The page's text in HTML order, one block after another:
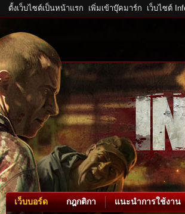
ตั้งเว็บไซต์เป็นหน้าแรก เพิ่มเข้าบุ๊คมาร์ก เว็บไซต์
เว็บบอร์ด กฎกติกา แนะนำการใช้งาน